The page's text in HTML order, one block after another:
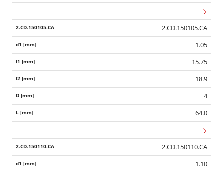
2.CD.150105.CA
1.05
15.75
18.9
4
64.0
2.CD.150110.CA
1.10